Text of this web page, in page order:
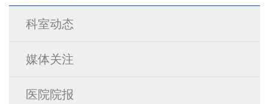
科室动态
媒体关注
医院院报